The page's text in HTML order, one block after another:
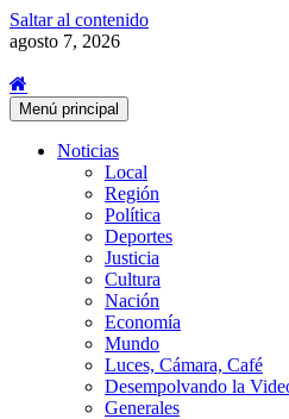
Saltar al contenido
agosto 7, 2026
Menú principal
Noticias
Local
Región
Política
Deportes
Justicia
Cultura
Nación
Economía
Mundo
Luces, Cámara, Café
Desempolvando la
Generales